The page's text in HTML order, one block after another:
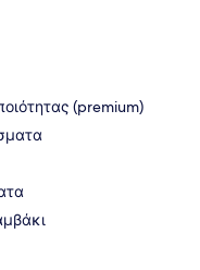
(premium)